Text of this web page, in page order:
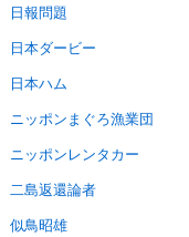
日報問題
日本ダービー
日本ハム
ニッポンまぐろ漁業団
ニッポンレンタカー
二島返還論者
似鳥昭雄